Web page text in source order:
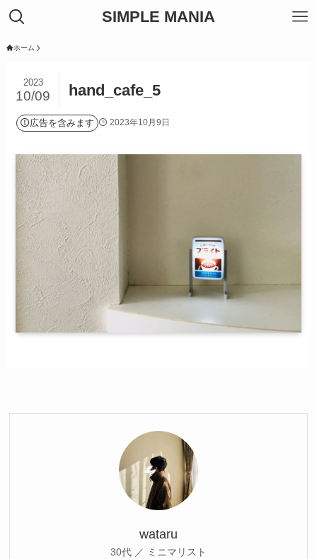
SIMPLE MANIA
ホーム
hand_cafe_5
2023
10/09
広告を含みます 2023年10月9日
wataru
30代 ／ ミニマリスト